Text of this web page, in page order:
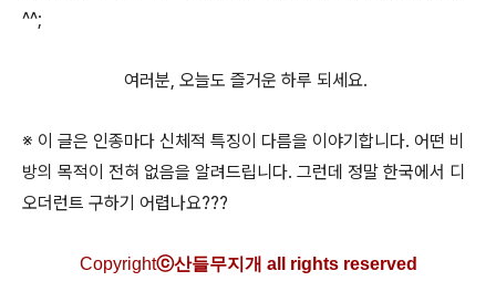
^^;
여러분, 오늘도 즐거운 하루 되세요.
※ 이 글은 인종마다 신체적 특징이 다름을 이야기합니다. 어떤 비
방의 목적이 전혀 없음을 알려드립니다. 그런데 정말 한국에서 디
오더런트 구하기 어렵나요???
Copyrightⓒ산들무지개 all rights reserved